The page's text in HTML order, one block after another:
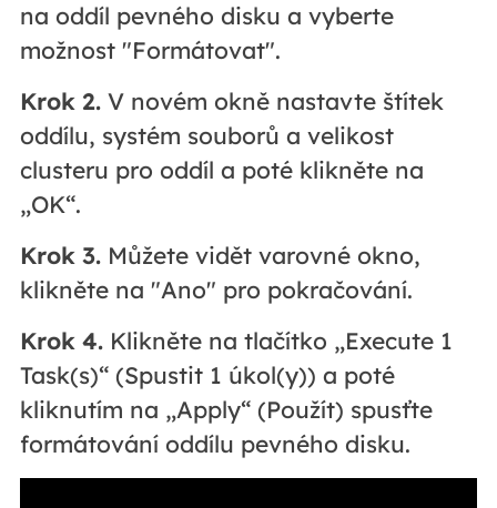
na oddíl pevného disku a vyberte
možnost "Formátovat".
Krok 2.V novém okně nastavte štítek
oddílu, systém souborů a velikost
clusteru pro oddíl a poté klikněte na
„OK“.
Krok 3.Můžete vidět varovné okno,
klikněte na "Ano" pro pokračování.
Krok 4.Klikněte na tlačítko „Execute 1
Task(s)“ (Spustit 1 úkol(y)) a poté
kliknutím na „Apply“ (Použít) spusťte
formátování oddílu pevného disku.